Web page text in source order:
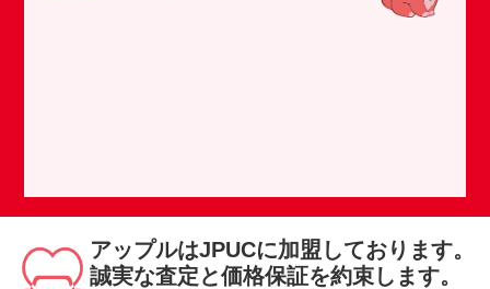
アップルはJPUCに加盟しております。
誠実な査定と価格保証を約束します。